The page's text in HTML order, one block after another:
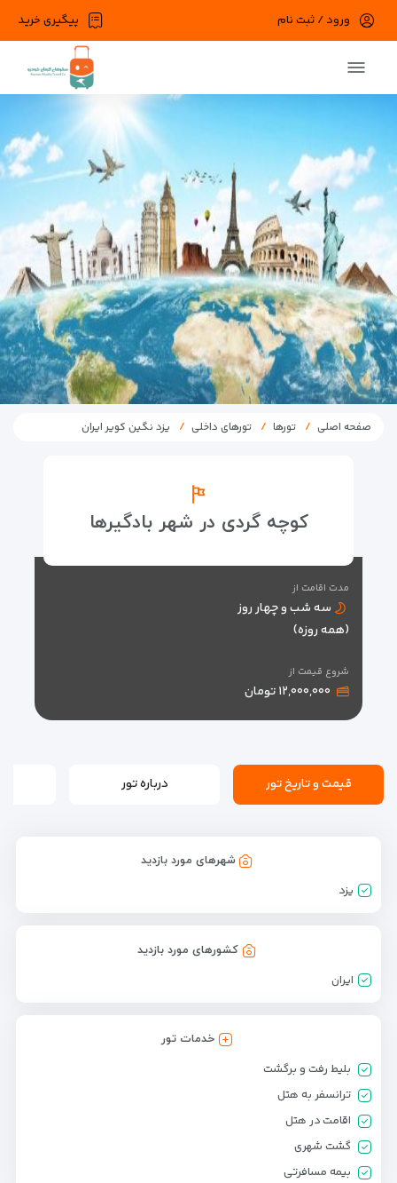
پیگیری خرید ورود / ثبت نام
صفحه اصلی تورها تورهای داخلی یزد نگین کویر ایران
کوچه گردی در شهر بادگیرها
مدت اقامت از
سه شب و چهار روز
(همه روزه)
شروع قیمت از
۱۲,۰۰۰,۰۰۰ تومان
قیمت و تاریخ تور درباره تور
شهرهای مورد بازدید
یزد
کشورهای مورد بازدید
ایران
خدمات تور
بلیط رفت و برگشت
ترانسفر به هتل
اقامت در هتل
گشت شهری
بیمه مسافرتی